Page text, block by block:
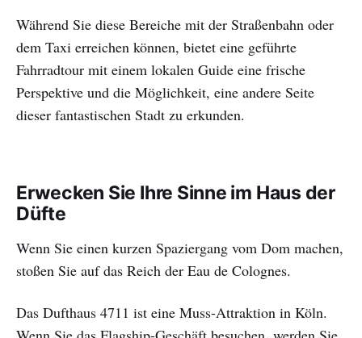
Während Sie diese Bereiche mit der Straßenbahn oder
dem Taxi erreichen können, bietet eine geführte
Fahrradtour mit einem lokalen Guide eine frische
Perspektive und die Möglichkeit, eine andere Seite
dieser fantastischen Stadt zu erkunden.
Erwecken Sie Ihre Sinne im Haus der
Düfte
Wenn Sie einen kurzen Spaziergang vom Dom machen,
stoßen Sie auf das Reich der Eau de Colognes.
Das Dufthaus 4711 ist eine Muss-Attraktion in Köln.